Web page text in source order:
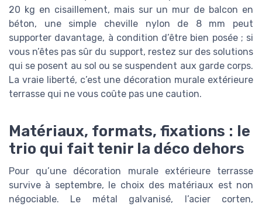
20 kg en cisaillement, mais sur un mur de balcon en
béton, une simple cheville nylon de 8 mm peut
supporter davantage, à condition d’être bien posée ; si
vous n’êtes pas sûr du support, restez sur des solutions
qui se posent au sol ou se suspendent aux garde corps.
La vraie liberté, c’est une décoration murale extérieure
terrasse qui ne vous coûte pas une caution.
Matériaux, formats, fixations : le
trio qui fait tenir la déco dehors
Pour qu’une décoration murale extérieure terrasse
survive à septembre, le choix des matériaux est non
négociable. Le métal galvanisé, l’acier corten,